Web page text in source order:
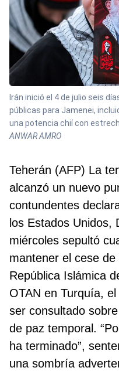
Irán inició el 4 de julio seis
públicas para Jamenei,
una potencia chií con
ANWAR AMRO
Teherán (AFP) La
alcanzó un nuevo
contundentes
los Estados Unidos,
miércoles sepultó
mantener el cese
República Islámica
OTAN en Turquía,
ser consultado
de paz temporal.
ha terminado”,
una sombría